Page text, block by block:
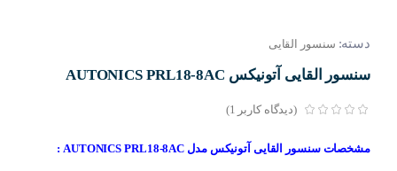
دسته: سنسور القایی
سنسور القایی آتونیکس AUTONICS PRL18-8AC
(دیدگاه کاربر 1
)
مشخصات سنسور القایی آتونیکس مدل AUTONICS PRL18-8AC :